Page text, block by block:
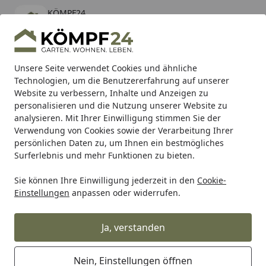
Unsere Seite verwendet Cookies und ähnliche
Technologien, um die Benutzererfahrung auf unserer
Website zu verbessern, Inhalte und Anzeigen zu
personalisieren und die Nutzung unserer Website zu
analysieren. Mit Ihrer Einwilligung stimmen Sie der
Verwendung von Cookies sowie der Verarbeitung Ihrer
persönlichen Daten zu, um Ihnen ein bestmögliches
Surferlebnis und mehr Funktionen zu bieten.
Sie können Ihre Einwilligung jederzeit in den Cookie-
Einstellungen anpassen oder widerrufen.
Ja, verstanden
Nein, Einstellungen öffnen
KÖMPF24
kostenlos - Im App Store
Hotline
Alle Produkte
Mein Konto
Suchen
Karibu Pools inkl. gratis Sandfilteranlage & Pool-
Starterset (Gesamtwert bis 468,99€)
Startseite
TRW Trw Kupplungen TRW Kupplungslamellensatz
TRW Kupplungslamellensatz